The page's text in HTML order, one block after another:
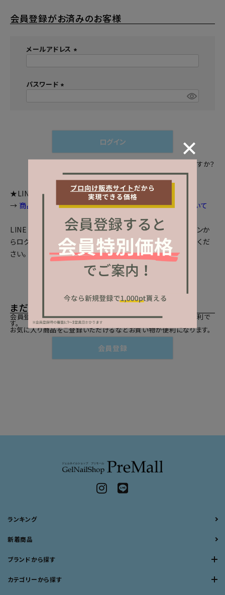
会員登録がお済みのお客様
メールアドレス
)
パスワード
ログイン
パスワードをお忘れですか？
★LINEログインをご利用のお客様へお知らせ
→ 商品画面等で個数選択等が出来ない場合の対処法について
LINEとの会員連携がお済みの方は、「LINEでログイン」ボタンか
らログインしてください。まだの方は、LINEと会員連携
をしてくだ
さい。
まだご登録がお済みでないお客様
会員登録をしていただきますと、二度目のお買い物時にとても便利で
す。
お気に入り商品をご登録いただけるなどお買い物が便利になります。
会員登録
ランキング
新着商品
ブランドから探す
カテゴリーから探す